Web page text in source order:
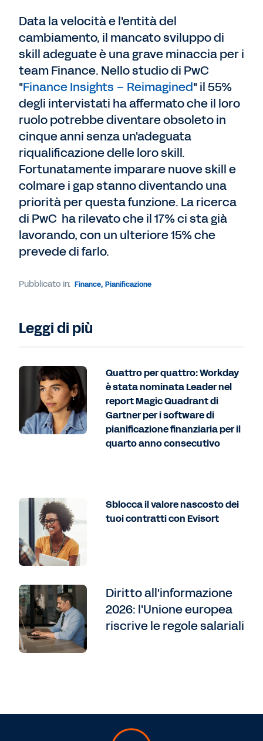
Data la velocità e l'entità del
cambiamento, il mancato sviluppo di
skill adeguate è una grave minaccia per i
team Finance. Nello studio di PwC
"Finance Insights – Reimagined" il 55%
degli intervistati ha affermato che il loro
ruolo potrebbe diventare obsoleto in
cinque anni senza un'adeguata
riqualificazione delle loro skill.
Fortunatamente imparare nuove skill e
colmare i gap stanno diventando una
priorità per questa funzione. La ricerca
di PwC ha rilevato che il 17% ci sta già
lavorando, con un ulteriore 15% che
prevede di farlo.
Pubblicato in: Finance, Pianificazione
Leggi di più
Quattro per quattro: Workday
è stata nominata Leader nel
report Magic Quadrant di
Gartner per i software di
pianificazione finanziaria per il
quarto anno consecutivo
Sblocca il valore nascosto dei
tuoi contratti con Evisort
Diritto all'informazione
2026: l'Unione europea
riscrive le regole salariali